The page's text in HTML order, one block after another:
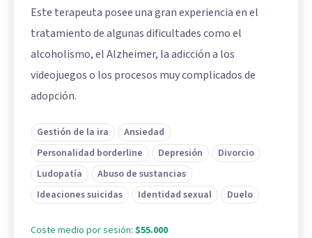
Este terapeuta posee una gran experiencia en el
tratamiento de algunas dificultades como el
alcoholismo, el Alzheimer, la adicción a los
videojuegos o los procesos muy complicados de
adopción.
Gestión de la ira
Ansiedad
Personalidad borderline
Depresión
Divorcio
Ludopatía
Abuso de sustancias
Ideaciones suicidas
Identidad sexual Duelo
Coste medio por sesión: $55.000